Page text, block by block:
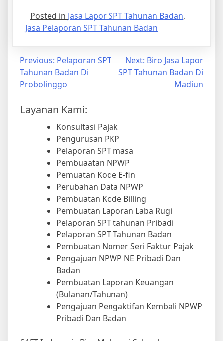
Posted in Jasa Lapor SPT Tahunan Badan,
Jasa Pelaporan SPT Tahunan Badan
Previous: Pelaporan SPT
Tahunan Badan Di
Probolinggo
Next: Biro Jasa Lapor
SPT Tahunan Badan Di
Madiun
Layanan Kami:
Konsultasi Pajak
Pengurusan PKP
Pelaporan SPT masa
Pembuaatan NPWP
Pemuatan Kode E-fin
Perubahan Data NPWP
Pembuatan Kode Billing
Pembuatan Laporan Laba Rugi
Pelaporan SPT tahunan Pribadi
Pelaporan SPT Tahunan Badan
Pembuatan Nomer Seri Faktur Pajak
Pengajuan NPWP NE Pribadi Dan
Badan
Pembuatan Laporan Keuangan
(Bulanan/Tahunan)
Pengajuan Pengaktifan Kembali NPWP
Pribadi Dan Badan